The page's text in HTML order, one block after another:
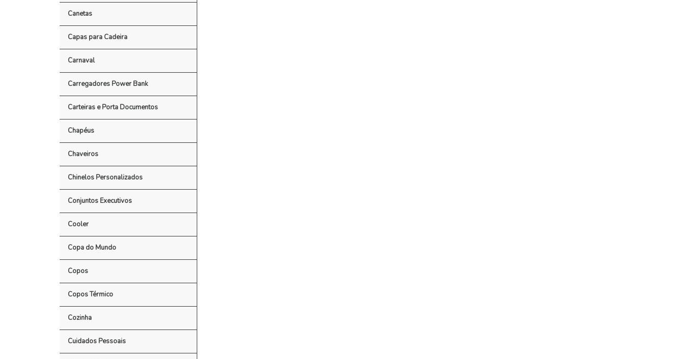
Canetas
Capas para Cadeira
Carnaval
Carregadores Power Bank
Carteiras e Porta Documentos
Chapéus
Chaveiros
Chinelos Personalizados
Conjuntos Executivos
Cooler
Copa do Mundo
Copos
Copos Térmico
Cozinha
Cuidados Pessoais